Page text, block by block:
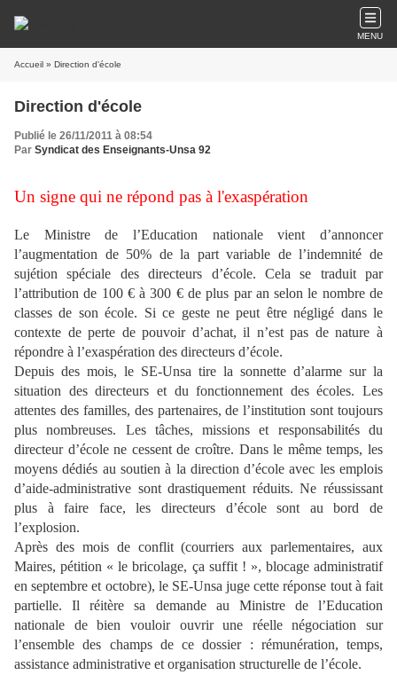
MENU
Accueil » Direction d'école
Direction d'école
Publié le 26/11/2011 à 08:54
Par Syndicat des Enseignants-Unsa 92
Un signe qui ne répond pas à l'exaspération
Le Ministre de l’Education nationale vient d’annoncer
l’augmentation de 50% de la part variable de l’indemnité de
sujétion spéciale des directeurs d’école. Cela se traduit par
l’attribution de 100 € à 300 € de plus par an selon le nombre de
classes de son école. Si ce geste ne peut être négligé dans le
contexte de perte de pouvoir d’achat, il n’est pas de nature à
répondre à l’exaspération des directeurs d’école.
Depuis des mois, le SE-Unsa tire la sonnette d’alarme sur la
situation des directeurs et du fonctionnement des écoles. Les
attentes des familles, des partenaires, de l’institution sont toujours
plus nombreuses. Les tâches, missions et responsabilités du
directeur d’école ne cessent de croître. Dans le même temps, les
moyens dédiés au soutien à la direction d’école avec les emplois
d’aide-administrative sont drastiquement réduits. Ne réussissant
plus à faire face, les directeurs d’école sont au bord de
l’explosion.
Après des mois de conflit (courriers aux parlementaires, aux
Maires, pétition « le bricolage, ça suffit ! », blocage administratif
en septembre et octobre), le SE-Unsa juge cette réponse tout à fait
partielle. Il réitère sa demande au Ministre de l’Education
nationale de bien vouloir ouvrir une réelle négociation sur
l’ensemble des champs de ce dossier : rémunération, temps,
assistance administrative et organisation structurelle de l’école.